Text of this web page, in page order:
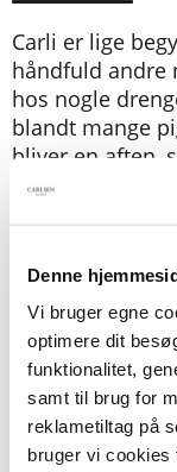
Denne
Vi bruger egne
optimere dit
funktionalitet,
samt til brug for
reklametiltag på
bruger vi cookies
Carli er lige
håndfuld andre
hos nogle
blandt mange
bliver en aften,
hende, og kun
En stærk og
grænser og
Bjørnener en